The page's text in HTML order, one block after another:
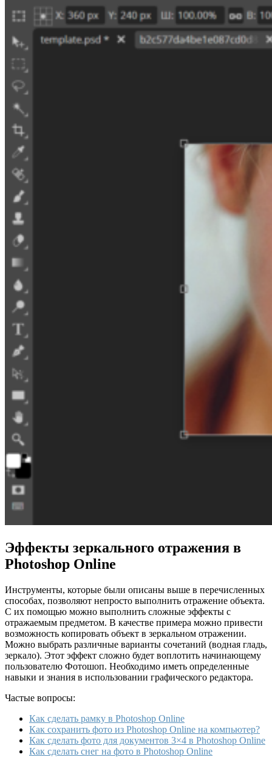
Эффекты зеркального отражения в
Photoshop Online
Инструменты, которые были описаны выше в перечисленных
способах, позволяют непросто выполнить отражение объекта.
С их помощью можно выполнить сложные эффекты с
отражаемым предметом. В качестве примера можно привести
возможность копировать объект в зеркальном отражении.
Можно выбрать различные варианты сочетаний (водная гладь,
зеркало). Этот эффект сложно будет воплотить начинающему
пользователю Фотошоп. Необходимо иметь определенные
навыки и знания в использовании графического редактора.
Частые вопросы:
Как сделать рамку в Photoshop Online
Как сохранить фото из Photoshop Online на компьютер?
Как сделать фото для документов 3×4 в Photoshop Online
Как сделать снег на фото в Photoshop Online